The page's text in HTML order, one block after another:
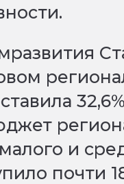
и
почти